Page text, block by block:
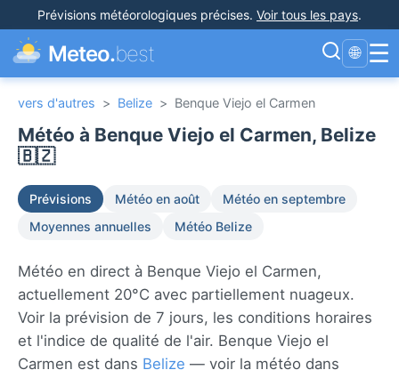
Prévisions météorologiques précises. Voir tous les pays.
Meteo.best 🌐 ☰
vers d'autres > Belize > Benque Viejo el Carmen
Météo à Benque Viejo el Carmen, Belize
🇧🇿
Prévisions Météo en août
Météo en septembre
Moyennes annuelles
Météo Belize
Météo en direct à Benque Viejo el Carmen,
actuellement 20°C avec partiellement nuageux.
Voir la prévision de 7 jours, les conditions horaires
et l'indice de qualité de l'air. Benque Viejo el
Carmen est dans Belize — voir la météo dans